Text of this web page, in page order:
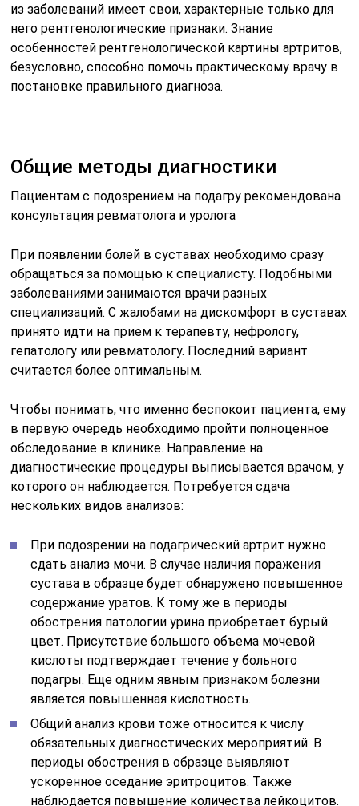
из заболеваний имеет свои, характерные только для
него рентгенологические признаки. Знание
особенностей рентгенологической картины артритов,
безусловно, способно помочь практическому врачу в
постановке правильного диагноза.
Общие методы диагностики
Пациентам с подозрением на подагру рекомендована
консультация ревматолога и уролога
При появлении болей в суставах необходимо сразу
обращаться за помощью к специалисту. Подобными
заболеваниями занимаются врачи разных
специализаций. С жалобами на дискомфорт в суставах
принято идти на прием к терапевту, нефрологу,
гепатологу или ревматологу. Последний вариант
считается более оптимальным.
Чтобы понимать, что именно беспокоит пациента, ему
в первую очередь необходимо пройти полноценное
обследование в клинике. Направление на
диагностические процедуры выписывается врачом, у
которого он наблюдается. Потребуется сдача
нескольких видов анализов:
При подозрении на подагрический артрит нужно
сдать анализ мочи. В случае наличия поражения
сустава в образце будет обнаружено повышенное
содержание уратов. К тому же в периоды
обострения патологии урина приобретает бурый
цвет. Присутствие большого объема мочевой
кислоты подтверждает течение у больного
подагры. Еще одним явным признаком болезни
является повышенная кислотность.
Общий анализ крови тоже относится к числу
обязательных диагностических мероприятий. В
периоды обострения в образце выявляют
ускоренное оседание эритроцитов. Также
наблюдается повышение количества лейкоцитов.